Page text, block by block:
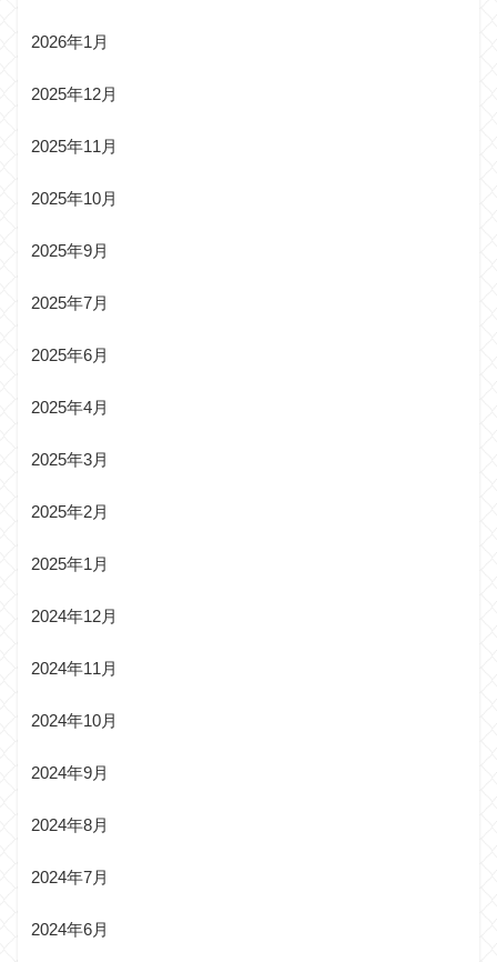
2026年1月
2025年12月
2025年11月
2025年10月
2025年9月
2025年7月
2025年6月
2025年4月
2025年3月
2025年2月
2025年1月
2024年12月
2024年11月
2024年10月
2024年9月
2024年8月
2024年7月
2024年6月